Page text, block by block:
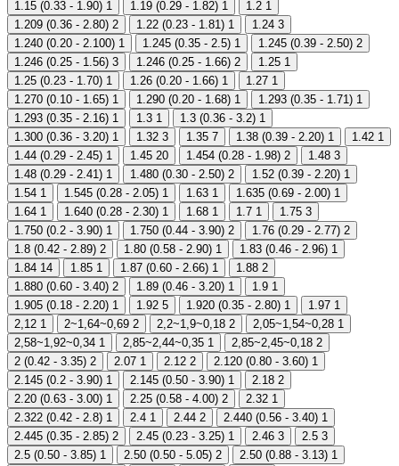
1.15 (0.33 - 1.90) 1 1.19 (0.29 - 1.82) 1 1.2 1
1.209 (0.36 - 2.80) 2 1.22 (0.23 - 1.81) 1 1.24 3
1.240 (0.20 - 2.100) 1 1.245 (0.35 - 2.5) 1 1.245 (0.39 - 2.50) 2
1.246 (0.25 - 1.56) 3 1.246 (0.25 - 1.66) 2 1.25 1
1.25 (0.23 - 1.70) 1 1.26 (0.20 - 1.66) 1 1.27 1
1.270 (0.10 - 1.65) 1 1.290 (0.20 - 1.68) 1 1.293 (0.35 - 1.71) 1
1.293 (0.35 - 2.16) 1 1.3 1 1.3 (0.36 - 3.2) 1
1.300 (0.36 - 3.20) 1 1.32 3 1.35 7 1.38 (0.39 - 2.20) 1 1.42 1
1.44 (0.29 - 2.45) 1 1.45 20 1.454 (0.28 - 1.98) 2 1.48 3
1.48 (0.29 - 2.41) 1 1.480 (0.30 - 2.50) 2 1.52 (0.39 - 2.20) 1
1.54 1 1.545 (0.28 - 2.05) 1 1.63 1 1.635 (0.69 - 2.00) 1
1.64 1 1.640 (0.28 - 2.30) 1 1.68 1 1.7 1 1.75 3
1.750 (0.2 - 3.90) 1 1.750 (0.44 - 3.90) 2 1.76 (0.29 - 2.77) 2
1.8 (0.42 - 2.89) 2 1.80 (0.58 - 2.90) 1 1.83 (0.46 - 2.96) 1
1.84 14 1.85 1 1.87 (0.60 - 2.66) 1 1.88 2
1.880 (0.60 - 3.40) 2 1.89 (0.46 - 3.20) 1 1.9 1
1.905 (0.18 - 2.20) 1 1.92 5 1.920 (0.35 - 2.80) 1 1.97 1
2,12 1 2~1,64~0,69 2 2,2~1,9~0,18 2 2,05~1,54~0,28 1
2,58~1,92~0,34 1 2,85~2,44~0,35 1 2,85~2,45~0,18 2
2 (0.42 - 3.35) 2 2.07 1 2.12 2 2.120 (0.80 - 3.60) 1
2.145 (0.2 - 3.90) 1 2.145 (0.50 - 3.90) 1 2.18 2
2.20 (0.63 - 3.00) 1 2.25 (0.58 - 4.00) 2 2.32 1
2.322 (0.42 - 2.8) 1 2.4 1 2.44 2 2.440 (0.56 - 3.40) 1
2.445 (0.35 - 2.85) 2 2.45 (0.23 - 3.25) 1 2.46 3 2.5 3
2.5 (0.50 - 3.85) 1 2.50 (0.50 - 5.05) 2 2.50 (0.88 - 3.13) 1